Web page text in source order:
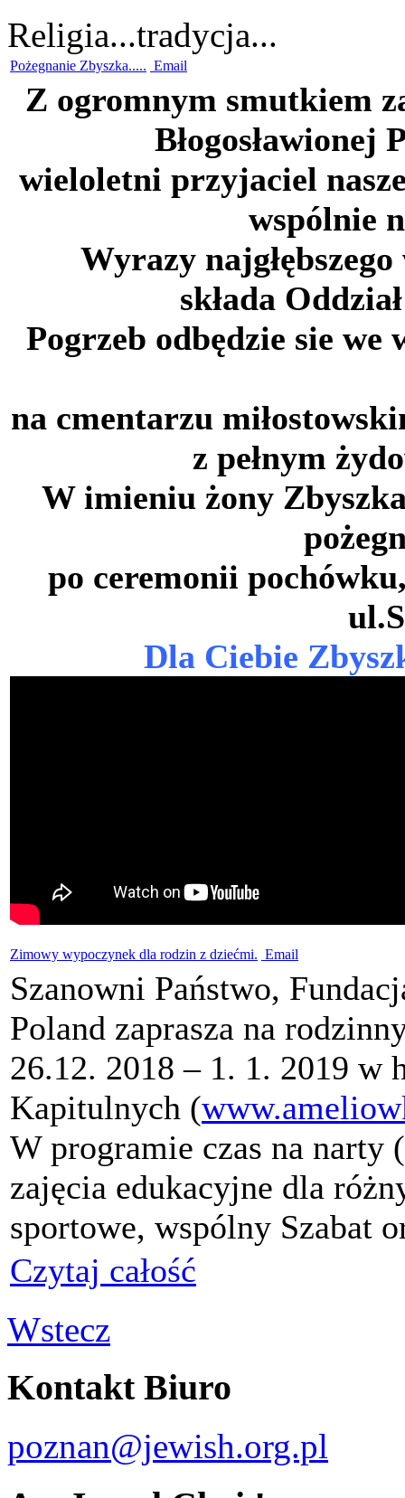
Religia...tradycja...
Pożegnanie Zbyszka..... Email
Z ogromnym smutkiem
Błogosławionej
wieloletni przyjaciel
wspólnie
Wyrazy
składa
Pogrzeb odbędzie sie
na cmentarzu
z pełnym
W imieniu żony
po ceremonii
Dla Ciebie
Zimowy wypoczynek dla rodzin z dziećmi. Email
Szanowni Państwo,
Poland zaprasza na
26.12. 2018 – 1. 1. 2019 w
Kapitulnych (
W programie czas na
zajęcia edukacyjne dla
sportowe, wspólny Szabat
Czytaj całość
Wstecz
Kontakt Biuro
poznan@jewish.org.pl